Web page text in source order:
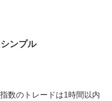
ンプル
数のトレードは1時間以内